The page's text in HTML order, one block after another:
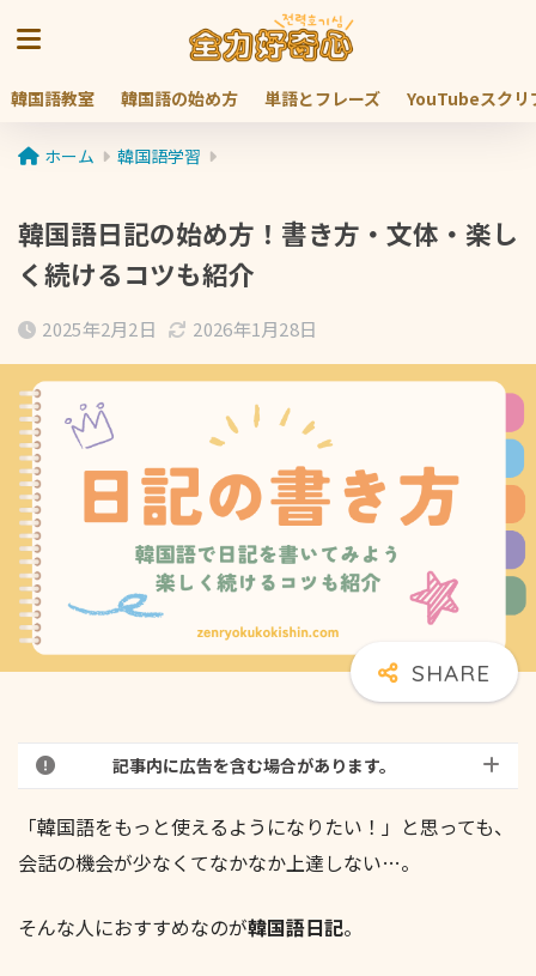
韓国語教室 韓国語の始め方 単語とフレーズ YouTubeスクリ
ホーム 韓国語学習
韓国語日記の始め方！書き方・文体・楽し
く続けるコツも紹介
2025年2月2日 2026年1月28日
記事内に広告を含む場合があります。
「韓国語をもっと使えるようになりたい！」と思っても、
会話の機会が少なくてなかなか上達しない…。
そんな人におすすめなのが韓国語日記。